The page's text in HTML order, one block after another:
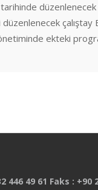
düzenlenecek
düzenlenecek
ekteki
446 49 61 Faks : +90